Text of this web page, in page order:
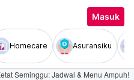
Masuk
Homecare Asuransiku
Seminggu: Jadwal & Menu Ampuh!